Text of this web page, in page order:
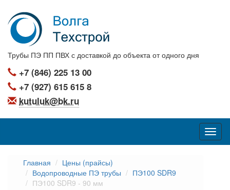
Трубы ПЭ ПП ПВХ с доставкой до объекта от одного дня
+7 (846) 225 13 00
+7 (927) 615 615 8
kutuluk@bk.ru
Главная
Цены (прайсы)
Водопроводные ПЭ трубы
ПЭ100 SDR9
ПЭ100 SDR9 - 90 мм